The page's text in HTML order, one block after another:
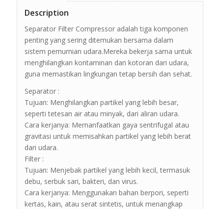
Description
Separator Filter Compressor adalah tiga komponen
penting yang sering ditemukan bersama dalam
sistem pemurnian udara.Mereka bekerja sama untuk
menghilangkan kontaminan dan kotoran dari udara,
guna memastikan lingkungan tetap bersih dan sehat.
Separator :
Tujuan: Menghilangkan partikel yang lebih besar,
seperti tetesan air atau minyak, dari aliran udara.
Cara kerjanya: Memanfaatkan gaya sentrifugal atau
gravitasi untuk memisahkan partikel yang lebih berat
dari udara.
Filter :
Tujuan: Menjebak partikel yang lebih kecil, termasuk
debu, serbuk sari, bakteri, dan virus.
Cara kerjanya: Menggunakan bahan berpori, seperti
kertas, kain, atau serat sintetis, untuk menangkap